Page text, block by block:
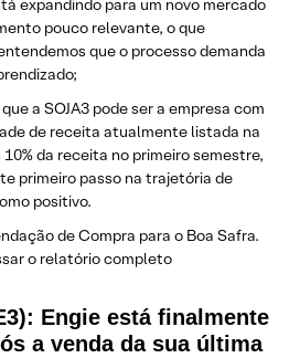
expandindo para um novo mercado
pouco relevante, o que
que o processo demanda
a SOJA3 pode ser a empresa com
de receita atualmente listada na
da receita no primeiro semestre,
primeiro passo na trajetória de
positivo.
de Compra para o Boa Safra.
o relatório completo
Engie está finalmente
a venda da sua última